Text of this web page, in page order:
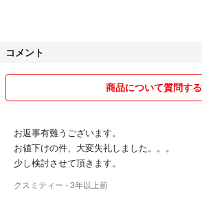
値下げしても専用にはしません。ご注文お手
合はご容赦下さい。
✓スムーズなお取り引きが出来なかった履歴
✓神経質な方、アフターケアや補償を求める方
✓イメージ違いサイズ違いでの悪評価はおやめ
✓ 個人のリサイクル目的で出品しております
お受け致しかねます。
コメント
商品について質問する
お返事有難うございます。
お値下けの件、大変失礼しました。。。
少し検討させて頂きます。
クスミティー - 3年以上前